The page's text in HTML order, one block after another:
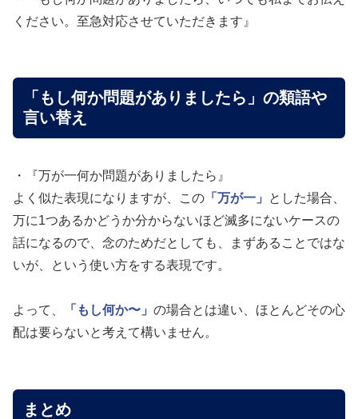
ください。至急対応させていただきます』
「もし何か問題がありましたら」の類語や
言い替え
・『万が一何か問題がありましたら』
よく似た表現になりますが、この 「万が一」
とした場合、
万に1つあるかどうか分からないほど滅多にないケースの
話になるので、念のためだとしても、まずあることではな
いが、という使い方をする表現です。
よって、 「もし何か〜」 の場合とは違い、ほとんどその心
配は要らないと考えて構いません。
まとめ